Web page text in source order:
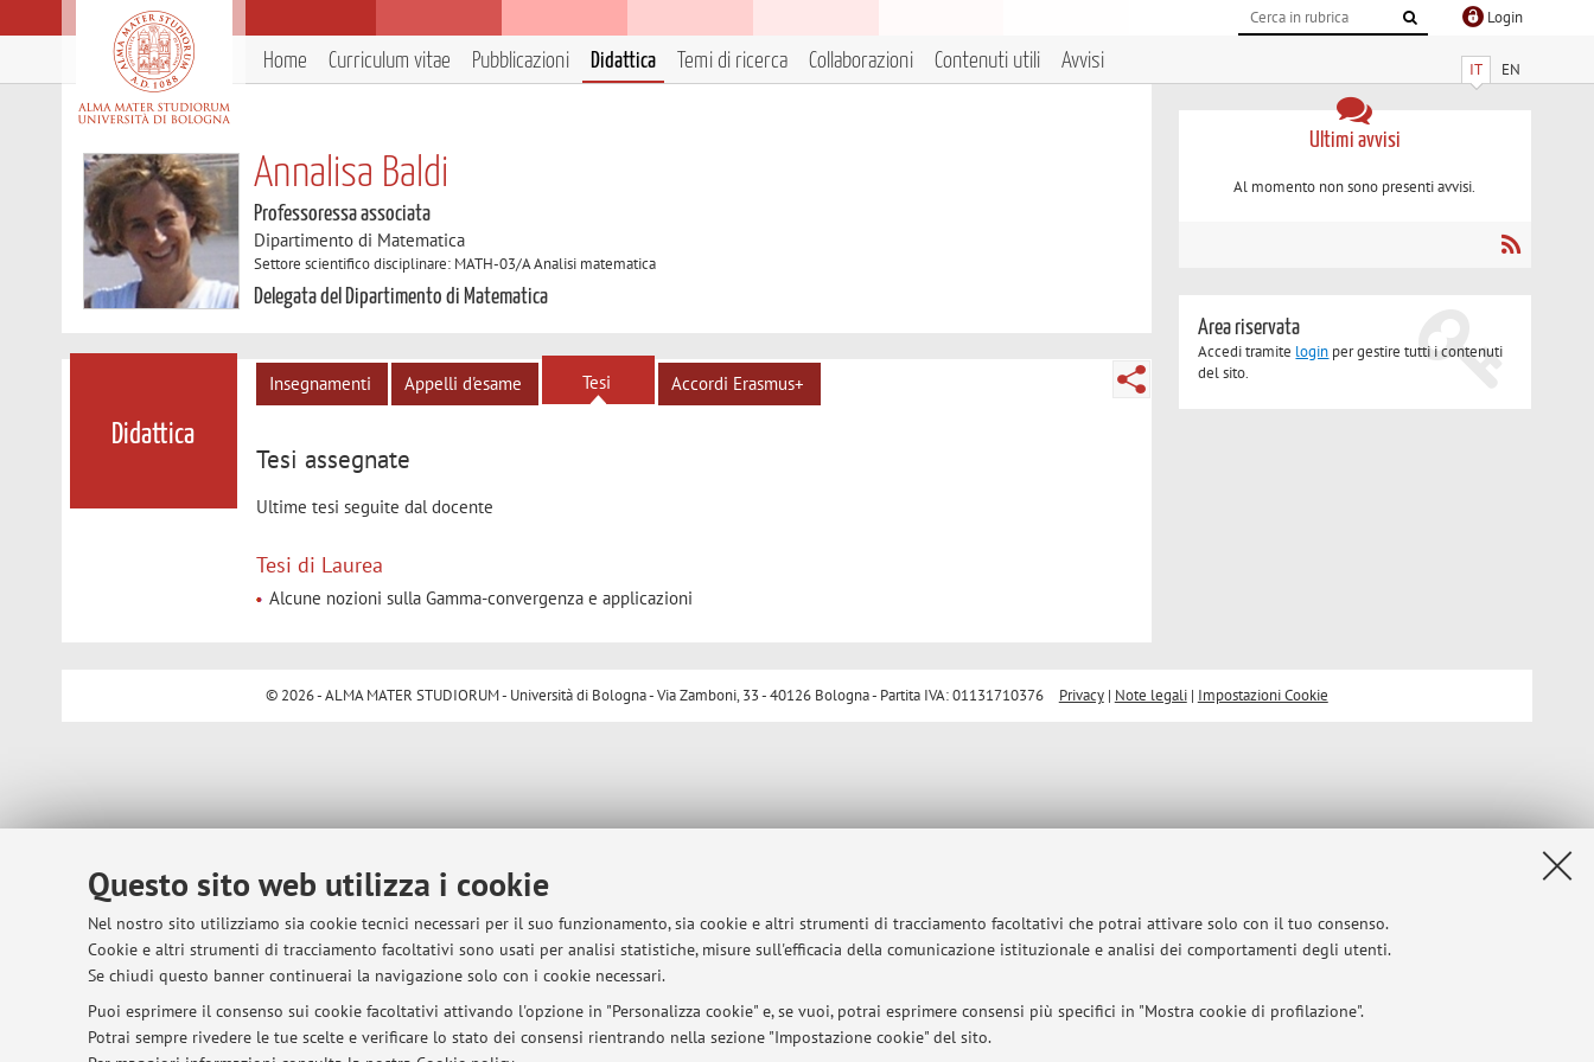
Questo sito web utilizza i cookie
Nel nostro sito utilizziamo sia cookie tecnici necessari per il suo funzionamento, sia cookie e altri strumenti di tracciamento facoltativi che potrai attivare solo con il tuo consenso.
Cookie e altri strumenti di tracciamento facoltativi sono usati per analisi statistiche, misure sull'efficacia della comunicazione istituzionale e analisi dei comportamenti degli utenti.
Se chiudi questo banner continuerai la navigazione solo con i cookie necessari.
Puoi esprimere il consenso sui cookie facoltativi attivando l'opzione in "Personalizza cookie" e, se vuoi, potrai esprimere consensi più specifici in "Mostra cookie di profilazione".
Potrai sempre rivedere le tue scelte e verificare lo stato dei consensi rientrando nella sezione "Impostazione cookie" del sito.
Login
IT EN
Home Curriculum vitae Pubblicazioni Didattica Temi di ricerca Collaborazioni Contenuti utili Avvisi
Annalisa Baldi
Professoressa associata
Dipartimento di Matematica
Settore scientifico disciplinare: MATH-03/A Analisi matematica
Delegata del Dipartimento di Matematica
Didattica
Insegnamenti Appelli d'esame Tesi Accordi Erasmus+
Tesi assegnate
Ultime tesi seguite dal docente
Tesi di Laurea
Alcune nozioni sulla Gamma-convergenza e applicazioni
Ultimi avvisi
Al momento non sono presenti avvisi.
Area riservata
Accedi tramite login per gestire tutti i contenuti
del sito.
© 2026 - ALMA MATER STUDIORUM - Università di Bologna - Via Zamboni, 33 - 40126 Bologna - Partita IVA: 01131710376 Privacy| Note legali| Impostazioni Cookie